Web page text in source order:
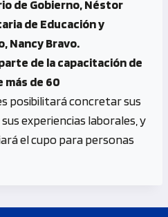
de Gobierno, Néstor
de Educación y
Nancy Bravo.
de la capacitación de
más de 60
posibilitará concretar sus
experiencias laborales, y
el cupo para personas